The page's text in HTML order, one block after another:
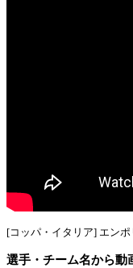
[コッパ・イタリア] エン
選手・チーム名から動